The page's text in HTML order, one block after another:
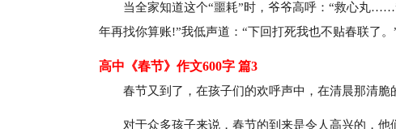
当全家知道这个“噩耗”时，爷爷高呼：“救心丸
年再找你算账!”我低声道：“下回打死我也不贴春联了。
高中《春节》作文600字 篇3
春节又到了，在孩子们的欢呼声中，在清晨那清脆
对于众多孩子来说，春节的到来是令人高兴的，